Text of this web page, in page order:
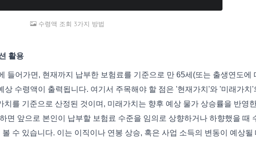
수령액 조회 3가지 방법
활용
들어가면, 현재까지 납부한 보험료를 기준으로 만 65세(또는 출생연도에
상 수령액이 출력됩니다. 여기서 주목해야 할 점은 '현재가치'와 '미래가치'
치를 기준으로 산정된 것이며, 미래가치는 향후 예상 물가 상승률을 반영
면 앞으로 본인이 납부할 보험료 수준을 임의로 상향하거나 하향했을 때
수 있습니다. 이는 이직이나 연봉 상승, 혹은 사업 소득의 변동이 예상될